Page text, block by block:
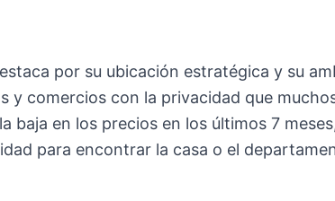
por su ubicación estratégica y su
y comercios con la privacidad que
baja en los precios en los últimos 7
para encontrar la casa o el